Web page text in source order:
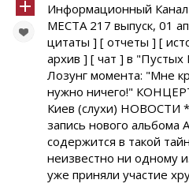
Информационный
МЕСТА 217 выпуск, 01
цитаты ] [ отчеты ] [
архив ] [ чат ] в
Лозунг момента: "Мне
нужно ничего!"
Киев (слухи) НОВОСТИ
запись нового альбома
содержится в такой
неизвестно ни одному
уже приняли участие